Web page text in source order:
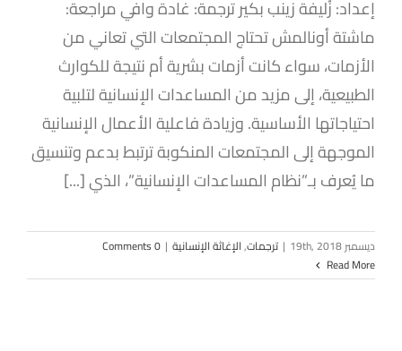
إعداد: زُليفة زينب بكير ترجمة: غادة وافي مراجعة:
ماشتة أونالمش تحتاج المجتمعات التي تعاني من
الأزمات، سواء كانت أزمات بشرية أم نتيجة للكوارث
الطبيعية، إلى مزيد من المساعدات الإنسانية لتلبية
احتياجاتها الأساسية. وزيادة فاعلية الأعمال الإنسانية
الموجهة إلى المجتمعات المنكوبة ترتبط بدعم وتنسيق
ما يُعرف بـ”نظام المساعدات الإنسانية”، الذي [...]
ديسمبر 19th, 2018 | ترجمات,الإغاثة الإنسانية |
0 Comments
Read More